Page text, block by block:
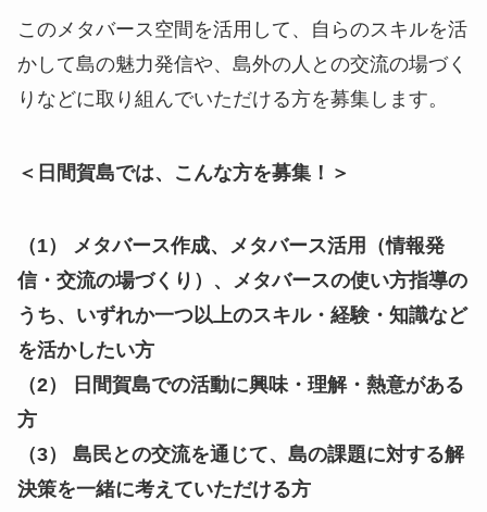
このメタバース空間を活用して、自らのスキルを活
かして島の魅力発信や、島外の人との交流の場づく
りなどに取り組んでいただける方を募集します。
＜日間賀島では、こんな方を募集！＞
（1） メタバース作成、メタバース活用（情報発
信・交流の場づくり）、メタバースの使い方指導の
うち、いずれか一つ以上のスキル・経験・知識など
を活かしたい方
（2） 日間賀島での活動に興味・理解・熱意がある
方
（3） 島民との交流を通じて、島の課題に対する解
決策を一緒に考えていただける方